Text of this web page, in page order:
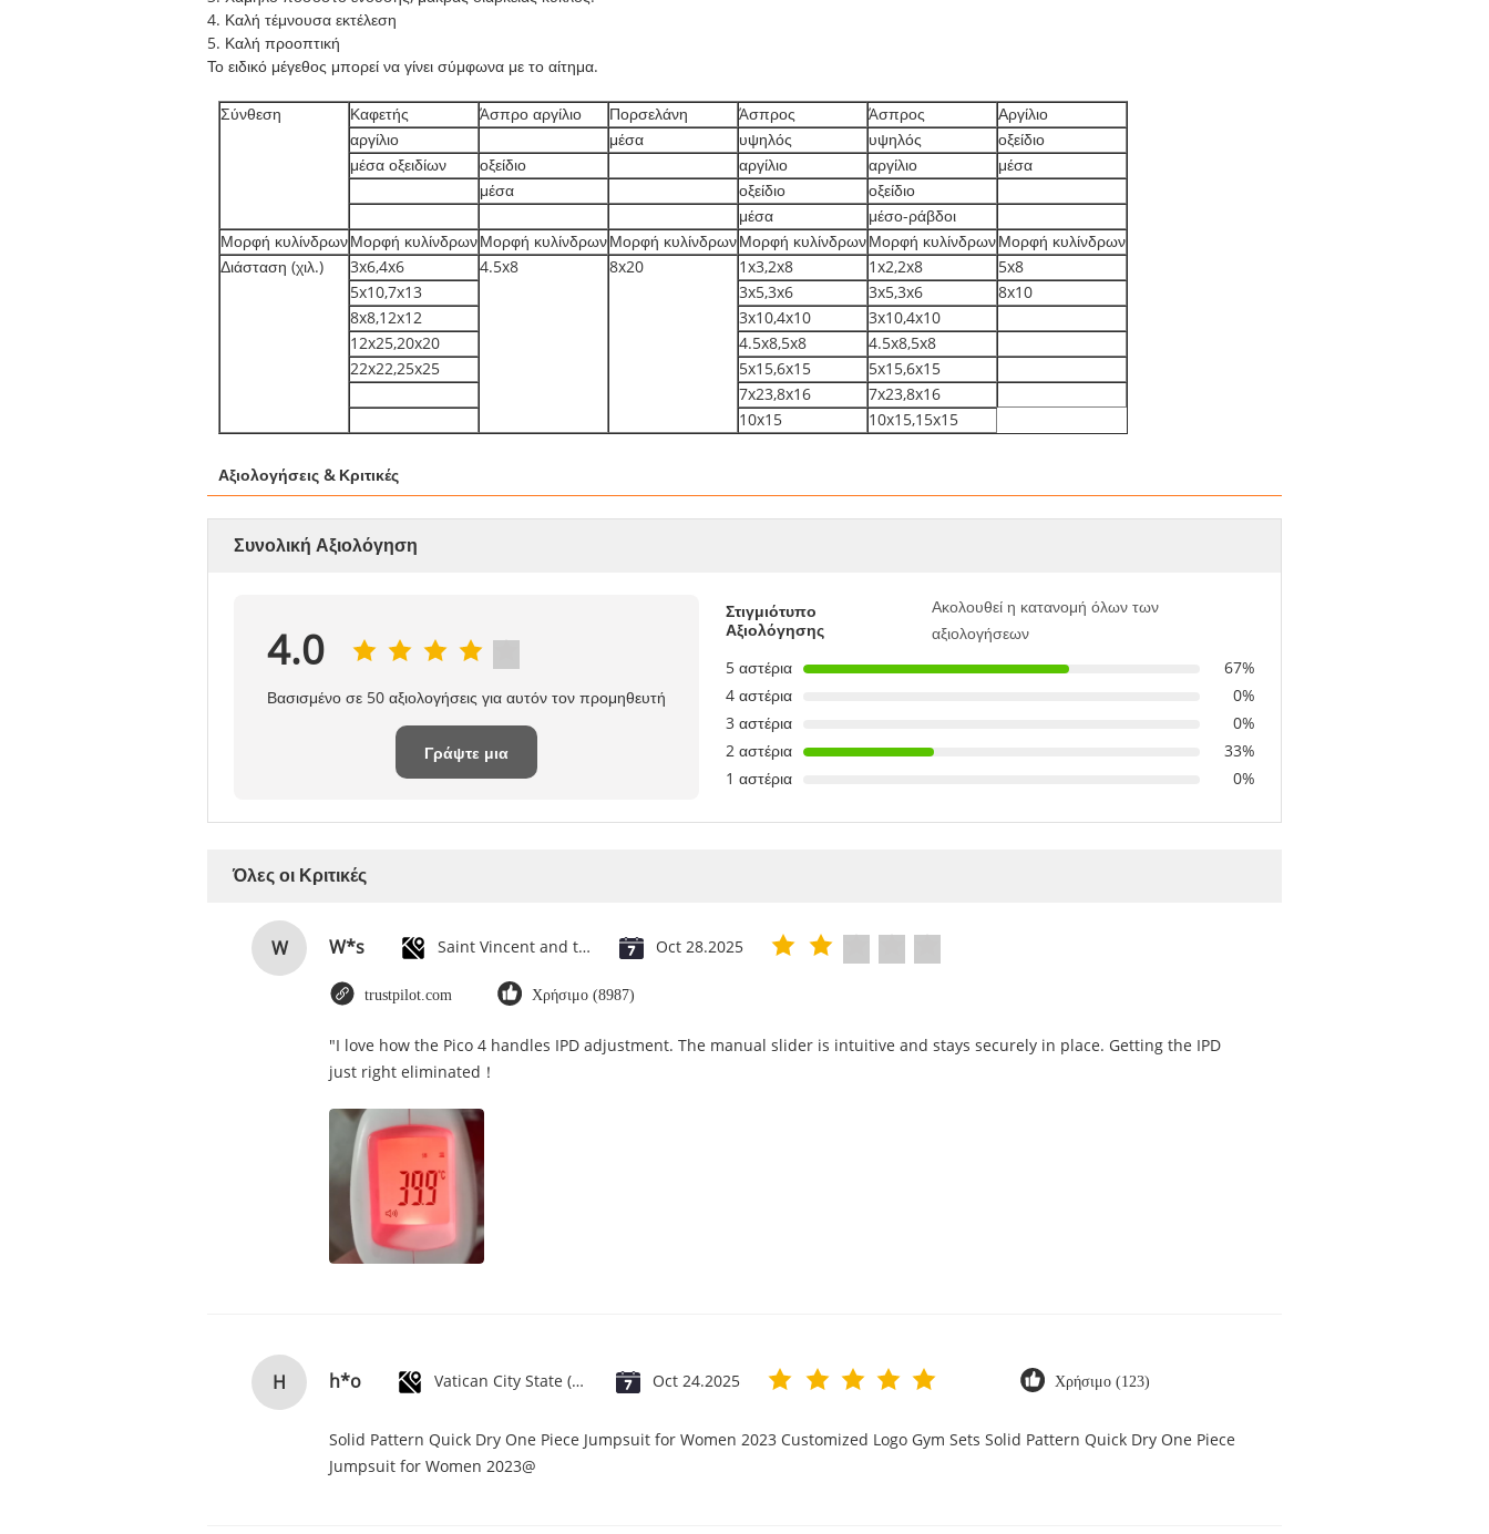
4. Καλή τέμνουσα εκτέλεση
5. Καλή προοπτική
Το ειδικό μέγεθος μπορεί να γίνει σύμφωνα με το αίτημα.
Σύνθεση Καφετής Άσπρο αργίλιο Πορσελάνη Άσπρος Άσπρος
Αργίλιο
αργίλιο
μέσα υψηλός υψηλός
οξείδιο
μέσα οξειδίων
οξείδιο αργίλιο αργίλιο
μέσα
μέσα
οξείδιο
οξείδιο
μέσα
μέσο-ράβδοι
Μορφή κυλίνδρωνΜορφή κυλίνδρωνΜορφή κυλίνδρωνΜορφή κυλίνδρωνΜορφή κυλίνδρωνΜορφή κυλίνδρωνΜορφή κυλίνδρων
Διάσταση (χιλ.)
3x6,4x6 4.5x8 8x20 1x3,2x8 1x2,2x8
5x8
5x10,7x13
3x5,3x6 3x5,3x6
8x10
8x8,12x12
3x10,4x10
3x10,4x10
12x25,20x20
4.5x8,5x8
4.5x8,5x8
22x22,25x25
5x15,6x15
5x15,6x15
7x23,8x16
7x23,8x16
10x15
10x15,15x15
Αξιολογήσεις & Κριτικές
Συνολική Αξιολόγηση
4.0
Βασισμένο σε 50 αξιολογήσεις για αυτόν τον προμηθευτή
Γράψτε μια
Στιγμιότυπο
Αξιολόγησης
Ακολουθεί η κατανομή όλων των
αξιολογήσεων
5 αστέρια
67%
4 αστέρια
0%
3 αστέρια
0%
2 αστέρια
33%
1 αστέρια
0%
Όλες οι Κριτικές
W W*s Saint Vincent and the Grenadines Oct 28.2025
trustpilot.com Χρήσιμο (8987)
"I love how the Pico 4 handles IPD adjustment. The manual slider is intuitive and stays securely in place. Getting the IPD
just right eliminated！
H h*o Vatican City State (Holy See) Oct 24.2025 Χρήσιμο (123)
Solid Pattern Quick Dry One Piece Jumpsuit for Women 2023 Customized Logo Gym Sets Solid Pattern Quick Dry One Piece
Jumpsuit for Women 2023@